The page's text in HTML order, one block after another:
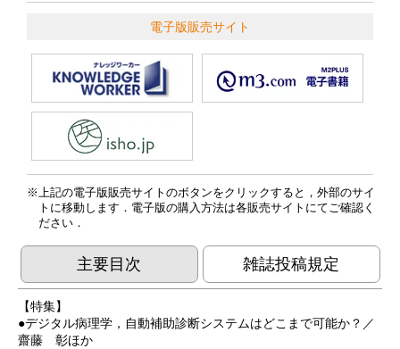
電子版販売サイト
上記の電子版販売サイトのボタンをクリックすると，外部のサイ
トに移動します．電子版の購入方法は各販売サイトにてご確認く
ださい．
主要目次 雑誌投稿規定
【特集】
●デジタル病理学，自動補助診断システムはどこまで可能か？／
齋藤 彰ほか